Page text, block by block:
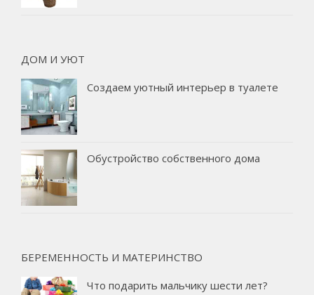
ДОМ И УЮТ
Создаем уютный интерьер в туалете
Обустройство собственного дома
БЕРЕМЕННОСТЬ И МАТЕРИНСТВО
Что подарить мальчику шести лет?